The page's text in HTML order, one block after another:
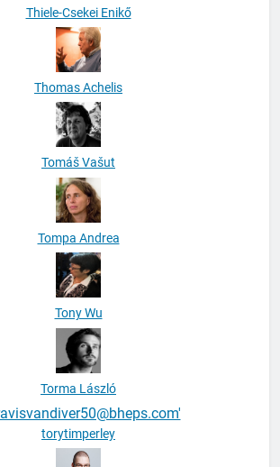
Thiele-Csekei Enikő
Thomas Achelis
Tomáš Vašut
Tompa Andrea
Tony Wu
Torma László
torytimperley